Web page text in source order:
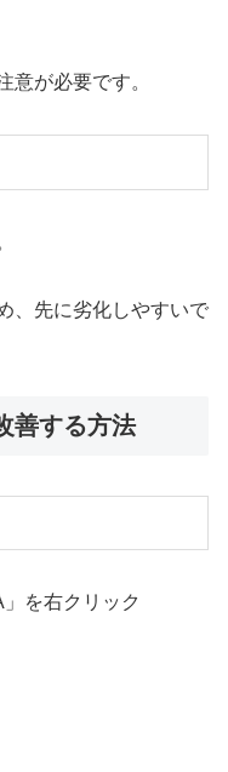
意が必要です。
、先に劣化しやすいで
善する方法
を右クリック